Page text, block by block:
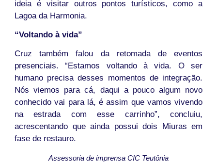
ideia é visitar outros pontos turísticos, como a
Lagoa da Harmonia.
“Voltando à vida”
Cruz também falou da retomada de eventos
presenciais. “Estamos voltando à vida. O ser
humano precisa desses momentos de integração.
Nós viemos para cá, daqui a pouco algum novo
conhecido vai para lá, é assim que vamos vivendo
na estrada com esse carrinho”, concluiu,
acrescentando que ainda possui dois Miuras em
fase de restauro.
Assessoria de imprensa CIC Teutônia